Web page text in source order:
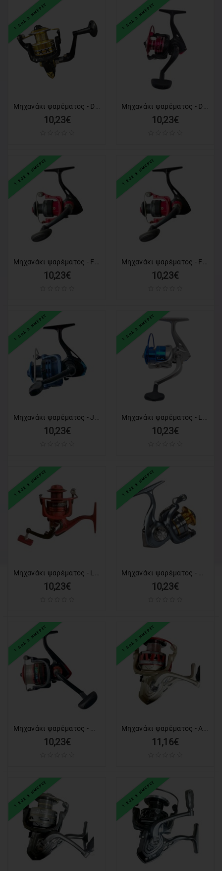
1 ΕΩΣ 3 ΗΜΕΡΕΣ
10,23€
1 ΕΩΣ 3 ΗΜΕΡΕΣ
10,23€
1 ΕΩΣ 3 ΗΜΕΡΕΣ
10,23€
1 ΕΩΣ 3 ΗΜΕΡΕΣ
10,23€
1 ΕΩΣ 3 ΗΜΕΡΕΣ
10,23€
1 ΕΩΣ 3 ΗΜΕΡΕΣ
10,23€
1 ΕΩΣ 3 ΗΜΕΡΕΣ
10,23€
1 ΕΩΣ 3 ΗΜΕΡΕΣ
10,23€
1 ΕΩΣ 3 ΗΜΕΡΕΣ
10,23€
1 ΕΩΣ 3 ΗΜΕΡΕΣ
11,16€
1 ΕΩΣ 3 ΗΜΕΡΕΣ 1 ΕΩΣ 3 ΗΜΕΡΕΣ